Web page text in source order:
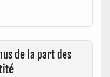
de la part des